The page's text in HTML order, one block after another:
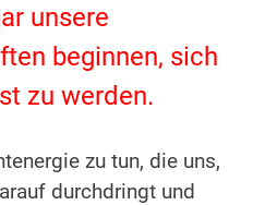
unsere
beginnen, sich
zu werden.
zu tun, die uns,
durchdringt und